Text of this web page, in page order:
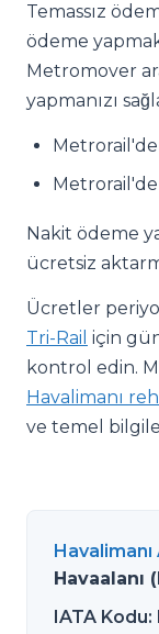
Temassız
ödeme
Metromover
yapmanızı
Nakit ödeme
ücretsiz
Ücretler
Tri-Rail için
kontrol edin.
Havalimanı
ve temel
Havalimanı
Havaalanı
IATA Kodu: